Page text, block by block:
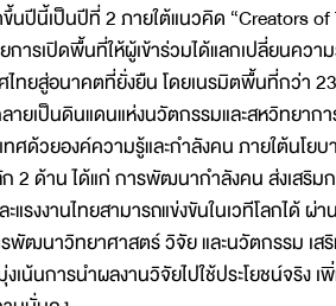
ปีนี้เป็นปีที่ 2 ภายใต้แนวคิด “Creators of
ารเปิดพื้นที่ให้ผู้เข้าร่วมได้แลกเปลี่ยนควา
ทยสู่อนาคตที่ยั่งยืน โดยเนรมิตพื้นที่กว่า
ยเป็นดินแดนแห่งนวัตกรรมและสหวิทยากา
ศด้วยองค์ความรู้และกำลังคน ภายใต้นโย
2 ด้าน ได้แก่ การพัฒนากำลังคน ส่งเสริม
รงงานไทยสามารถแข่งขันในเวทีโลกได้
พัฒนาวิทยาศาสตร์ วิจัย และนวัตกรรม เส
น้นการนำผลงานวิจัยไปใช้ประโยชน์จริง